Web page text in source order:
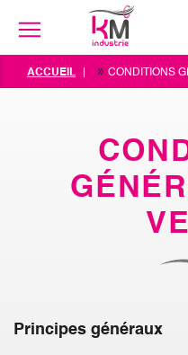
ACCUEIL » CONDITIONS
Principes généraux